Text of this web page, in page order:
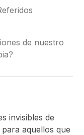
de nuestro
invisibles de
aquellos que